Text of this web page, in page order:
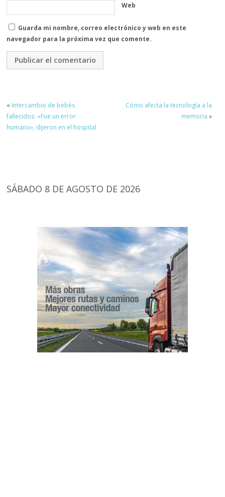
Web
Guarda mi nombre, correo electrónico y web en este
navegador para la próxima vez que comente.
« Intercambio de bebés
fallecidos: «Fue un error
humano», dijeron en el hospital
Cómo afecta la tecnología a la
memoria »
SÁBADO 8 DE AGOSTO DE 2026